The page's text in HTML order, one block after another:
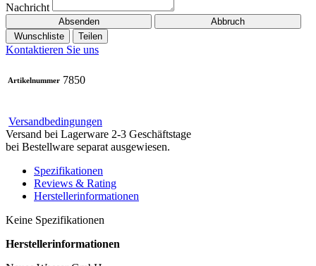
Nachricht
Absenden
Abbruch
Wunschliste
Teilen
Kontaktieren Sie uns
Artikelnummer 7850
Versandbedingungen
Versand bei Lagerware 2-3 Geschäftstage
bei Bestellware separat ausgewiesen.
Spezifikationen
Reviews & Rating
Herstellerinformationen
Keine Spezifikationen
Herstellerinformationen